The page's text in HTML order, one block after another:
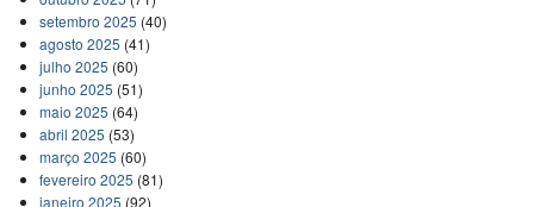
setembro 2025 (40)
agosto 2025 (41)
julho 2025 (60)
junho 2025 (51)
maio 2025 (64)
abril 2025 (53)
março 2025 (60)
fevereiro 2025 (81)
janeiro 2025 (92)